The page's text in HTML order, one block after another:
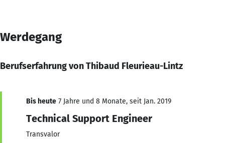
Werdegang
Berufserfahrung von Thibaud Fleurieau-Lintz
Bis heute 7 Jahre und 8 Monate, seit Jan. 2019
Technical Support Engineer
Transvalor